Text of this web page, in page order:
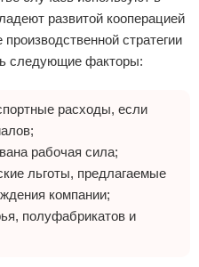
развитой кооперацией
стратегии
следующие факторы:
расходы, если
рабочая сила;
льготы, предлагаемые
компании;
полуфабрикатов и